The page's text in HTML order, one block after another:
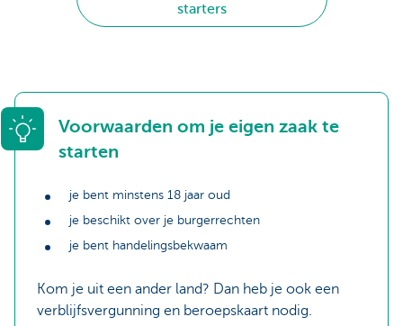
starters
Voorwaarden om je eigen zaak te
starten
je bent minstens 18 jaar oud
je beschikt over je burgerrechten
je bent handelingsbekwaam
Kom je uit een ander land? Dan heb je ook een
verblijfsvergunning en beroepskaart nodig.